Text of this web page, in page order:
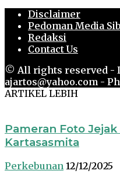
Disclaimer
Pedoman Media
Redaksi
Contact Us
© All rights reserved -
ajartos@yahoo.com -
ARTIKEL LEBIH
Pameran Foto
Kartasasmita
Perkebunan 12/12/2025